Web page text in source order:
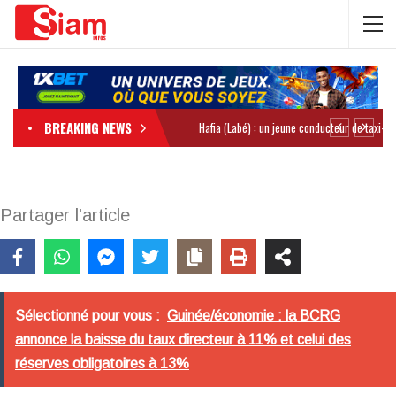
BREAKING NEWS
Partager l'article
Sélectionné pour vous : Guinée/économie : la BCRG
annonce la baisse du taux directeur à 11% et celui des
réserves obligatoires à 13%